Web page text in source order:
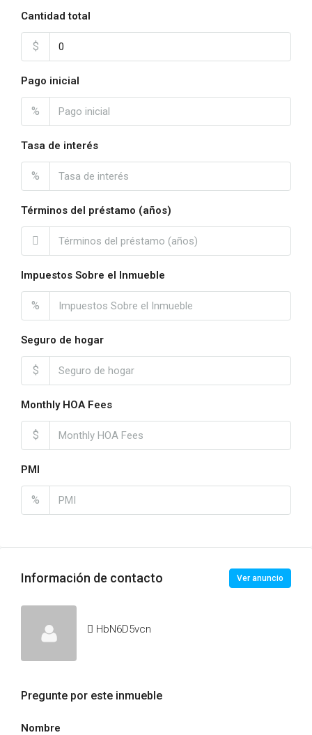
Cantidad total
$
Pago inicial
%
Tasa de interés
%
Términos del préstamo (años)
Impuestos Sobre el Inmueble
%
Seguro de hogar
$
Monthly HOA Fees
$
PMI
%
Información de contacto Ver anuncio
HbN6D5vcn
Pregunte por este inmueble
Nombre